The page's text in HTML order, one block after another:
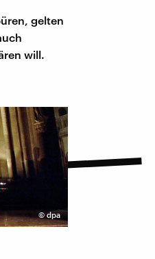
gelten
will.
© dpa